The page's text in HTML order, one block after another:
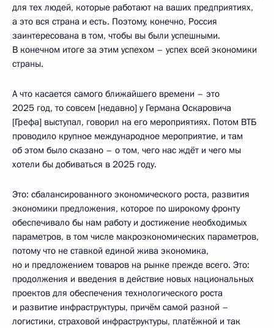
для тех людей, которые работают на ваших предприятиях,
а это вся страна и есть. Поэтому, конечно, Россия
заинтересована в том, чтобы вы были успешными.
В конечном итоге за этим успехом – успех всей экономики
страны.
А что касается самого ближайшего времени – это
2025 год, то совсем [недавно] у Германа Оскаровича
[Грефа] выступал, говорил на его мероприятиях. Потом ВТБ
проводило крупное международное мероприятие, и там
об этом было сказано – о том, чего нас ждёт и чего мы
хотели бы добиваться в 2025 году.
Это: сбалансированного экономического роста, развития
экономики предложения, которое по широкому фронту
обеспечивало бы нам работу и достижение необходимых
параметров, в том числе макроэкономических параметров,
потому что не ставкой единой жива экономика,
но и предложением товаров на рынке прежде всего. Это:
продолжения и введения в действие новых национальных
проектов для обеспечения технологического роста
и развитие инфраструктуры, причём самой разной –
логистики, страховой инфраструктуры, платёжной и так